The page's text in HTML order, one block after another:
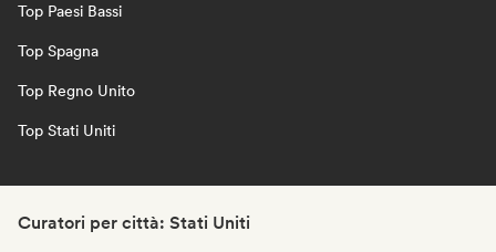
Top Paesi Bassi
Top Spagna
Top Regno Unito
Top Stati Uniti
Curatori per città: Stati Uniti